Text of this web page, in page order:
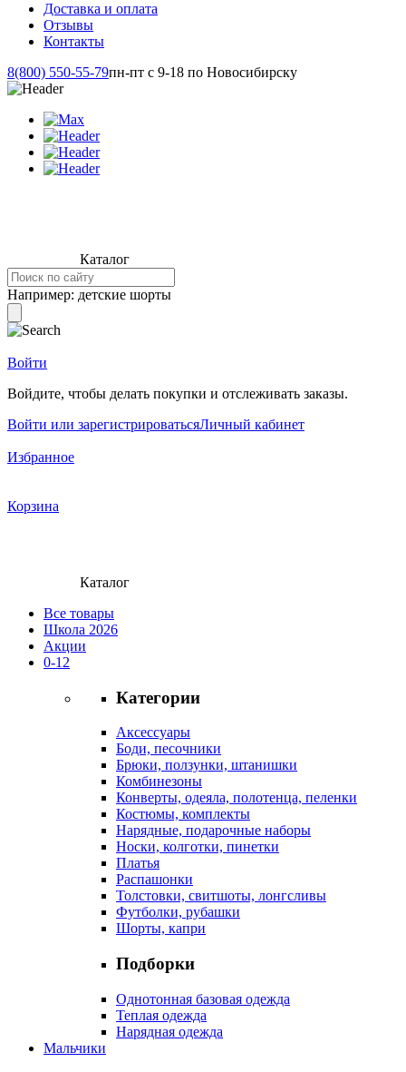
Доставка и оплата
Отзывы
Контакты
8(800) 550-55-79пн-пт с 9-18 по Новосибирску
Каталог
Например: детские шорты
Войти
Войдите, чтобы делать покупки и отслеживать заказы.
Войти или зарегистрироватьсяЛичный кабинет
Избранное
Корзина
Каталог
Все товары
Школа 2026
Акции
0-12
Категории
Аксессуары
Боди, песочники
Брюки, ползунки, штанишки
Комбинезоны
Конверты, одеяла, полотенца, пеленки
Костюмы, комплекты
Нарядные, подарочные наборы
Носки, колготки, пинетки
Платья
Распашонки
Толстовки, свитшоты, лонгсливы
Футболки, рубашки
Шорты, капри
Подборки
Однотонная базовая одежда
Теплая одежда
Нарядная одежда
Мальчики